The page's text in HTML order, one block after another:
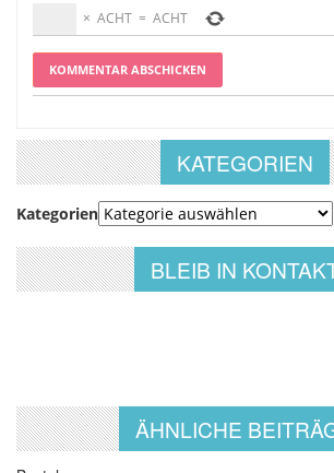
× ACHT = ACHT
KATEGORIEN
Kategorien
BLEIB IN
ÄHNLICHE